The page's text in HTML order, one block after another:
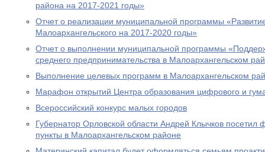
района на 2017-2021 годы»
Отчет о реализации муниципальной программы
Малоархангельского на 2017-2020 годы»
Отчет о выполнении муниципальной программы
среднего предпринимательства в Малоархангельском
Выполнение целевых программ в Малоархангельском
Марафон открытий Центра образования цифрового и
Всероссийский конкурс малых городов
Губернатор Орловской области Андрей Клычков посетил
пункты в Малоархангельском районе